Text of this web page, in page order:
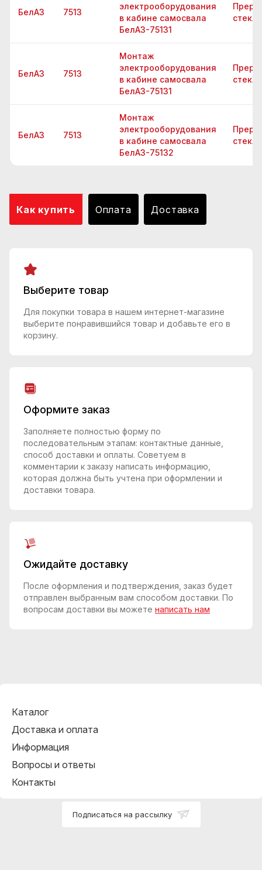
БелАЗ 7513
электрооборудования
в кабине самосвала
БелАЗ-75131
БелАЗ 7513
Монтаж
электрооборудования
в кабине самосвала
БелАЗ-75131
БелАЗ 7513
Монтаж
электрооборудования
в кабине самосвала
БелАЗ-75132
Как купить Оплата Доставка
Выберите товар
Для покупки товара в нашем интернет-магазине
выберите понравившийся товар и добавьте его в
корзину.
Оформите заказ
Заполняете полностью форму по
последовательным этапам: контактные данные,
способ доставки и оплаты. Советуем в
комментарии к заказу написать информацию,
которая должна быть учтена при оформлении и
доставки товара.
Ожидайте доставку
После оформления и подтверждения, заказ будет
отправлен выбранным вам способом доставки. По
вопросам доставки вы можете написать нам
Каталог
Доставка и оплата
Информация
Вопросы и ответы
Контакты
Подписаться на рассылку